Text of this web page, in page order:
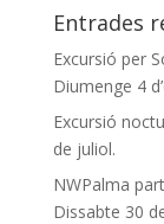
Entrades
Excursió per
Diumenge 4
Excursió
de juliol.
NWPalma
Dissabte 30